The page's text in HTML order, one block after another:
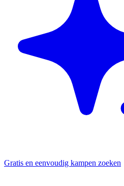
Gratis en eenvoudig kampen zoeken